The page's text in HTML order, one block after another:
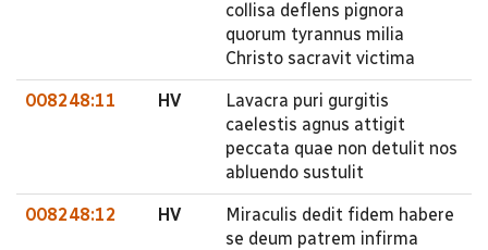
collisa deflens pignora
quorum tyrannus milia
Christo sacravit victima
008248:11 HV
Lavacra puri gurgitis
caelestis agnus attigit
peccata quae non detulit nos
abluendo sustulit
008248:12 HV
Miraculis dedit fidem habere
se deum patrem infirma